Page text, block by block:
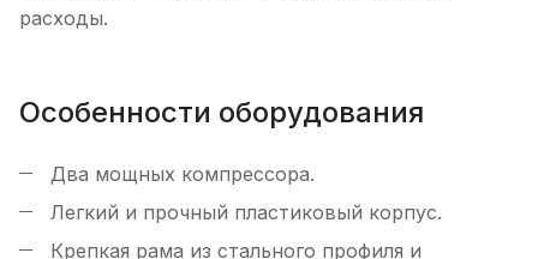
расходы.
Особенности оборудования
Два мощных компрессора.
Легкий и прочный пластиковый корпус.
Крепкая рама из стального профиля и